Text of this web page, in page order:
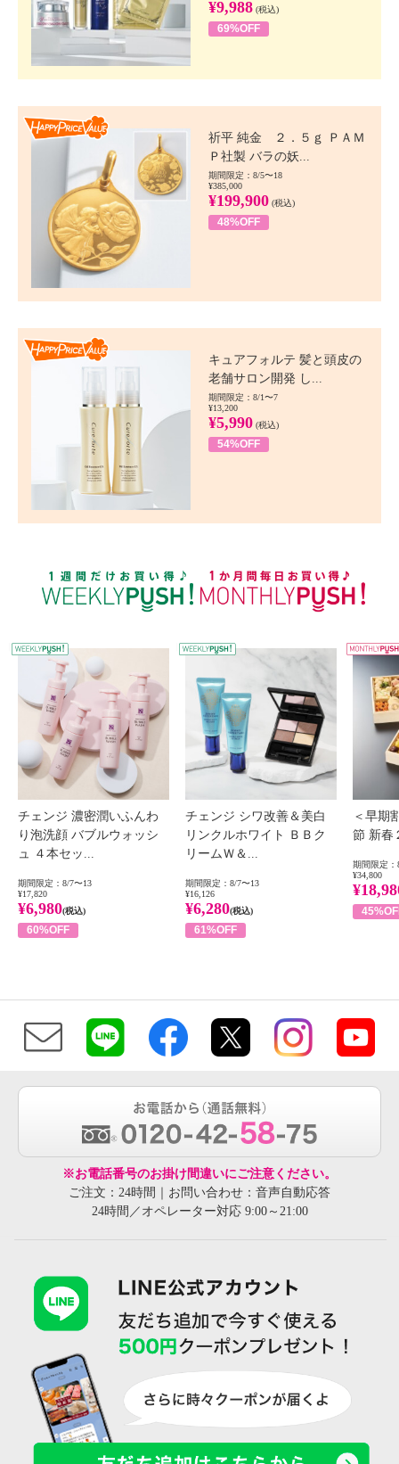
¥9,988 (税込)
69%OFF
祈平 純金 ２．５ｇ ＰＡＭ
Ｐ社製 バラの妖...
期間限定：8/5〜18
¥385,000
¥199,900 (税込)
48%OFF
キュアフォルテ 髪と頭皮の
老舗サロン開発 し...
期間限定：8/1〜7
¥13,200
¥5,990 (税込)
54%OFF
WEEKLY PUSH
チェンジ 濃密潤いふんわ
り泡洗顔 バブルウォッシ
ュ ４本セッ...
期間限定：8/7〜13
¥17,820
¥6,980(税込)
60%OFF
チェンジ シワ改善＆美白
リンクルホワイト ＢＢク
リームＷ＆...
期間限定：8/7〜13
¥16,126
¥6,280(税込)
61%OFF
＜早期
節 新春
期間限定：
¥34,800
※お電話番号のお掛け間違いにご注意ください。
ご注文：24時間｜お問い合わせ：音声自動応答
24時間／オペレーター対応 9:00～21:00